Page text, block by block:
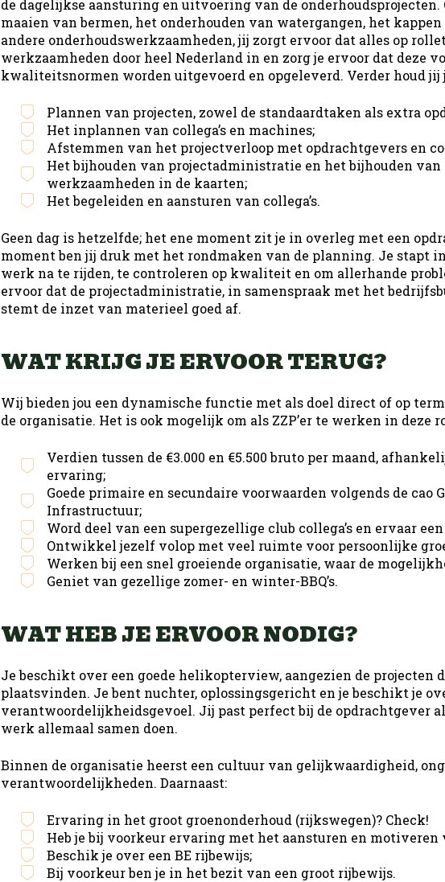
Productie
de dagelijkse aansturing en uitvoering van de onderhoudsprojecten.
maaien van bermen, het onderhouden van watergangen, het
andere onderhoudswerkzaamheden, jij zorgt ervoor dat alles op
werkzaamheden door heel Nederland in en zorg je ervoor dat deze
kwaliteitsnormen worden uitgevoerd en opgeleverd. Verder houd jij
Plannen van projecten, zowel de standaardtaken als extra
Het inplannen van collega’s en machines;
Afstemmen van het projectverloop met opdrachtgevers en
Het bijhouden van projectadministratie en het bijhouden van
werkzaamheden in de kaarten;
Het begeleiden en aansturen van collega’s.
Geen dag is hetzelfde; het ene moment zit je in overleg met een
moment ben jij druk met het rondmaken van de planning. Je stapt
werk na te rijden, te controleren op kwaliteit en om allerhande
ervoor dat de projectadministratie, in samenspraak met het
stemt de inzet van materieel goed af.
WAT KRIJG JE ERVOOR TERUG?
Wij bieden jou een dynamische functie met als doel direct of op
de organisatie. Het is ook mogelijk om als ZZP’er te werken in deze
Verdien tussen de €3.000 en €5.500 bruto per maand,
ervaring;
Goede primaire en secundaire voorwaarden volgends de cao
Infrastructuur;
Word deel van een supergezellige club collega’s en ervaar
Ontwikkel jezelf volop met veel ruimte voor persoonlijke
Werken bij een snel groeiende organisatie, waar de
Geniet van gezellige zomer- en winter-BBQ’s.
WAT HEB JE ERVOOR NODIG?
Je beschikt over een goede helikopterview, aangezien de projecten
plaatsvinden. Je bent nuchter, oplossingsgericht en je beschikt je
verantwoordelijkheidsgevoel. Jij past perfect bij de opdrachtgever
werk allemaal samen doen.
Binnen de organisatie heerst een cultuur van gelijkwaardigheid,
verantwoordelijkheden. Daarnaast:
Ervaring in het groot groenonderhoud (rijkswegen)? Check!
Heb je bij voorkeur ervaring met het aansturen en motiveren
Beschik je over een BE rijbewijs;
Bij voorkeur ben je in het bezit van een groot rijbewijs.